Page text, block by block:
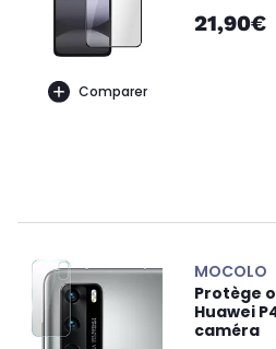
Comparer
21,90€
MOCOLO
Protège
Huawei
caméra